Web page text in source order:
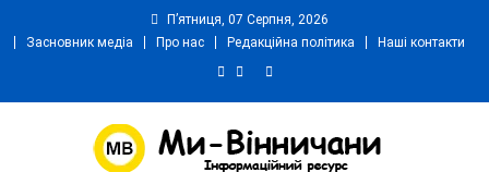
П’ятниця, 07 Серпня, 2026
Засновник медіа
Про нас Редакційна політика Наші контакти